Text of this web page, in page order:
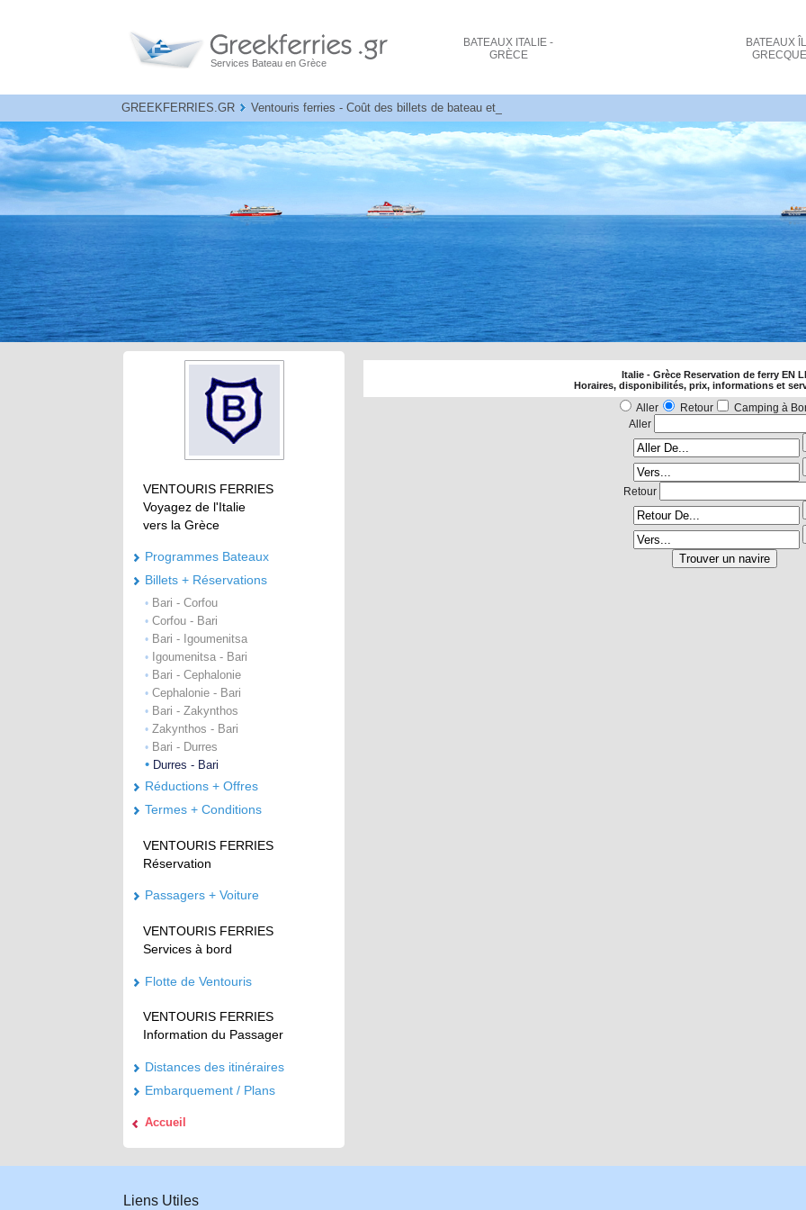
Services Bateau en Grèce
BATEAUX ITALIE -
GRÈCE
BATEAUX
GREEKFERRIES.GR Ventouris ferries - Coût des billets de bateau et réservations Bari - Corfou
VENTOURIS FERRIES
Voyagez de l'Italie
vers la Grèce
Programmes Bateaux
Billets + Réservations
• Bari - Corfou
• Corfou - Bari
• Bari - Igoumenitsa
• Igoumenitsa - Bari
• Bari - Cephalonie
• Cephalonie - Bari
• Bari - Zakynthos
• Zakynthos - Bari
• Bari - Durres
• Durres - Bari
Réductions + Offres
Termes + Conditions
VENTOURIS FERRIES
Réservation
Passagers + Voiture
VENTOURIS FERRIES
Services à bord
Flotte de Ventouris
VENTOURIS FERRIES
Information du Passager
Distances des itinéraires
Embarquement / Plans
Accueil
Italie - Grèce Reservation de ferry EN
Horaires, disponibilités, prix, informations et
Aller Retour
Camping à
Aller
Retour
Liens Utiles